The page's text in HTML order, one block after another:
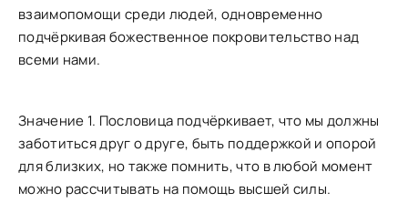
взаимопомощи среди людей, одновременно
подчёркивая божественное покровительство над
всеми нами.
Значение 1. Пословица подчёркивает, что мы должны
заботиться друг о друге, быть поддержкой и опорой
для близких, но также помнить, что в любой момент
можно рассчитывать на помощь высшей силы.